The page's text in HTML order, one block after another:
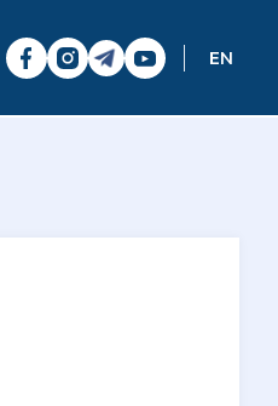
EN